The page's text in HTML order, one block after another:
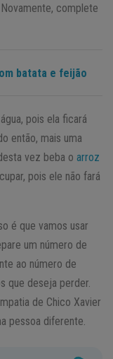
complete
batata e feijão
pois ela ficará
então, mais uma
vez beba o arroz
pois ele não fará
é que vamos usar
um número de
ao número de
que deseja perder.
de Chico Xavier
pessoa diferente.